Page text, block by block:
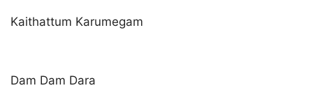
Kaithattum Karumegam
Dam Dam Dara